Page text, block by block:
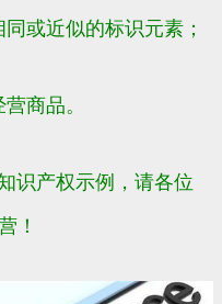
或近似的标识元素；
商品。
识产权示例，请各位
！